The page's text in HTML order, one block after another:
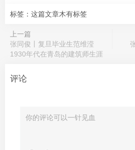
标签：这篇文章木有标签
上一篇
张同俊丨复旦毕业生范维滢
1930年代在青岛的建筑师生涯
评论